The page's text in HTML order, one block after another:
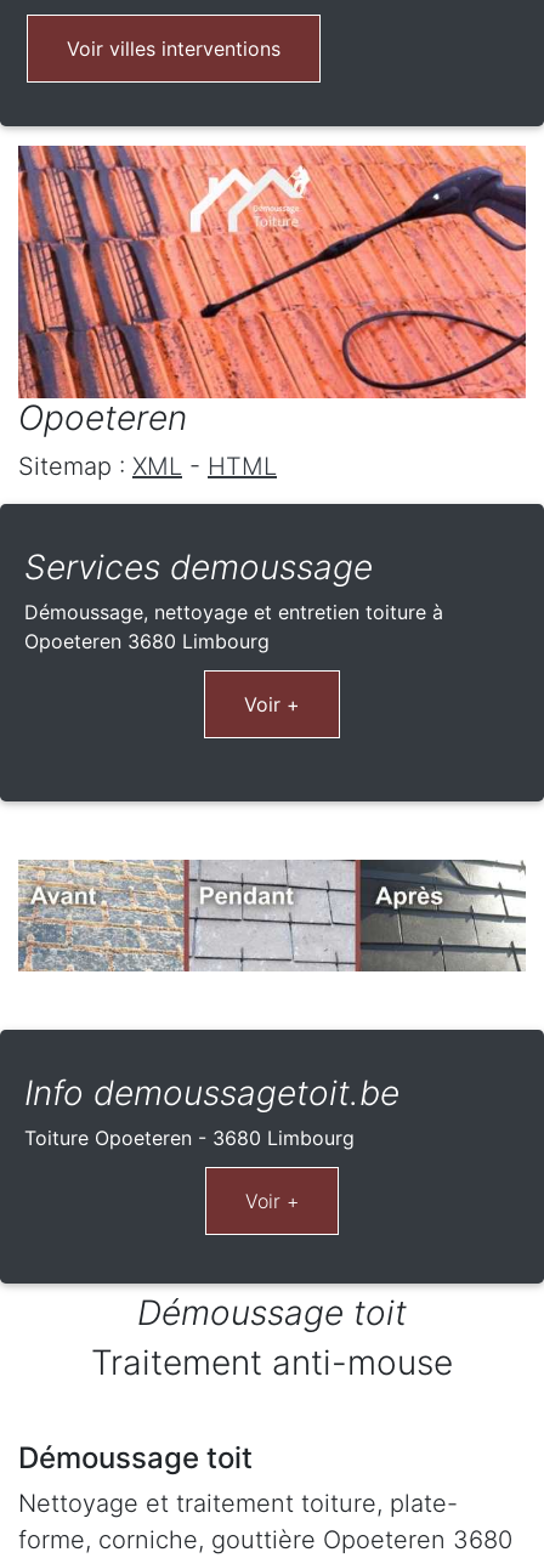
Voir villes interventions
Opoeteren
Sitemap : XML - HTML
Services demoussage
Démoussage, nettoyage et entretien toiture à
Opoeteren 3680 Limbourg
Voir +
Info demoussagetoit.be
Toiture Opoeteren - 3680 Limbourg
Démoussage toit
Traitement anti-mouse
Démoussage toit
Nettoyage et traitement toiture, plate-
forme, corniche, gouttière Opoeteren 3680